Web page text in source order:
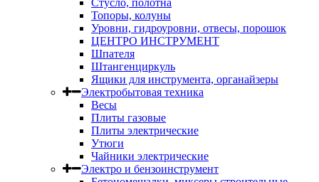
Топоры, колуны
Уровни, гидроуровни, отвесы, порошок
ЦЕНТРО ИНСТРУМЕНТ
Шпателя
Штангенциркуль
Ящики для инструмента, органайзеры
Электробытовая техника
Весы
Плиты газовые
Плиты электрические
Утюги
Чайники электрические
Электро и бензоинструмент